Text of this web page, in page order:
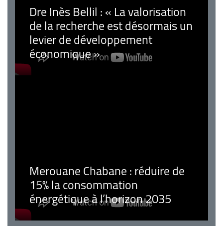
Dre Inès Bellil : « La valorisation
de la recherche est désormais un
levier de développement
économique »
Merouane Chabane : réduire de
15% la consommation
énergétique à l’horizon 2035